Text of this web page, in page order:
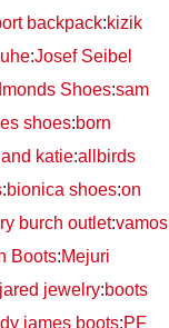
backpack:kizik
:Josef Seibel
Shoes:sam
shoes:born
katie:allbirds
:bionica shoes:on
burch outlet:vamos
Boots:Mejuri
jared jewelry:boots
james boots:PF